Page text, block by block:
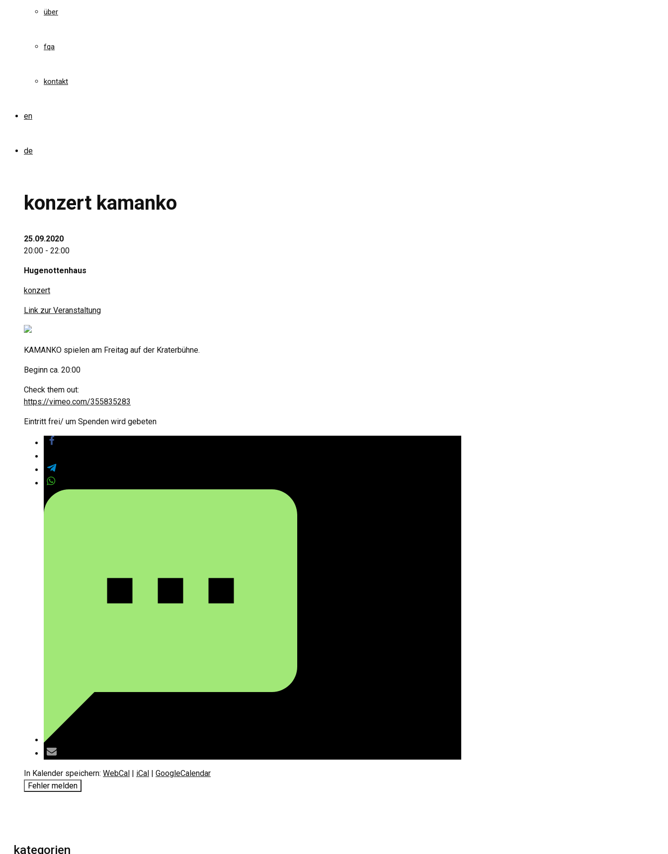
über
fqa
kontakt
en
de
konzert kamanko
25.09.2020
20:00 - 22:00
Hugenottenhaus
konzert
Link zur Veranstaltung
KAMANKO spielen am Freitag auf der Kraterbühne.
Beginn ca. 20:00
Check them out:
https://vimeo.com/355835283
Eintritt frei/ um Spenden wird gebeten
In Kalender speichern: WebCal | iCal | GoogleCalendar
Fehler melden
kategorien